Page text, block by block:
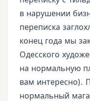
в нарушении
переписка
конец года мы
Одесского
на нормальную
вам интересно).
нормальный